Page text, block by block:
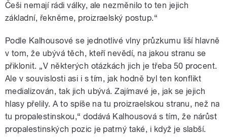
Češi nemají rádi války, ale nezměnilo to ten jejich
základní, řekněme, proizraelský postup.“
Podle Kalhousové se jednotlivé vlny průzkumu liší hlavně
v tom, že ubývá těch, kteří nevědí, na jakou stranu se
přiklonit. „V některých otázkách jich je třeba 50 procent.
Ale v souvislosti asi i s tím, jak hodně byl ten konflikt
medializován, tak jich ubývá. Zajímavé je, jak se jejich
hlasy přelily. A to spíše na tu proizraelskou stranu, než na
tu propalestinskou,“ dodává Kalhousová s tím, že nárůst
propalestinských pozic je patrný také, i když je slabší.